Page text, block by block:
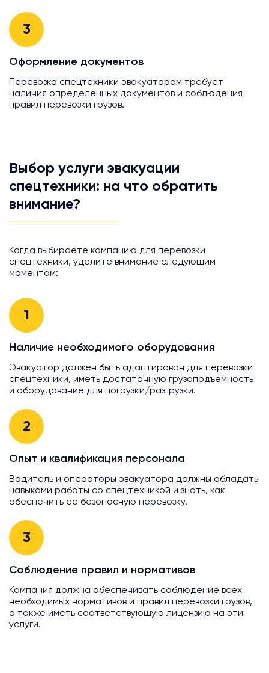
3
Оформление документов
Перевозка спецтехники эвакуатором требует
наличия определенных документов и соблюдения
правил перевозки грузов.
Выбор услуги эвакуации
спецтехники: на что обратить
внимание?
Когда выбираете компанию для перевозки
спецтехники, уделите внимание следующим
моментам:
1
Наличие необходимого оборудования
Эвакуатор должен быть адаптирован для перевозки
спецтехники, иметь достаточную грузоподъемность
и оборудование для погрузки/разгрузки.
2
Опыт и квалификация персонала
Водитель и операторы эвакуатора должны обладать
навыками работы со спецтехникой и знать, как
обеспечить ее безопасную перевозку.
3
Соблюдение правил и нормативов
Компания должна обеспечивать соблюдение всех
необходимых нормативов и правил перевозки грузов,
а также иметь соответствующую лицензию на эти
услуги.